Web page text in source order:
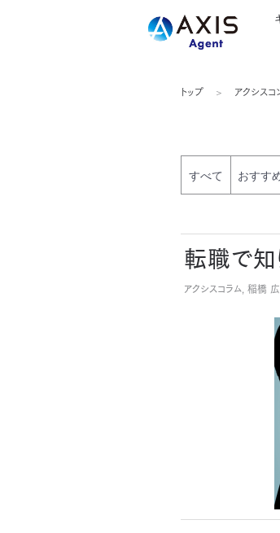
トップ アクシスコ
すべて おすす
転職で知
アクシスコラム, 稲橋